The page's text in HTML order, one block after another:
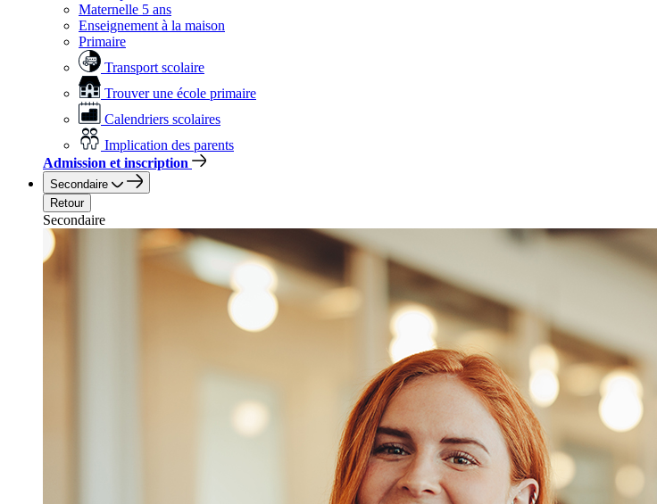
Maternelle 5 ans
Enseignement à la maison
Primaire
Transport scolaire
Trouver une école primaire
Calendriers scolaires
Implication des parents
Admission et inscription
Secondaire
Retour
Secondaire